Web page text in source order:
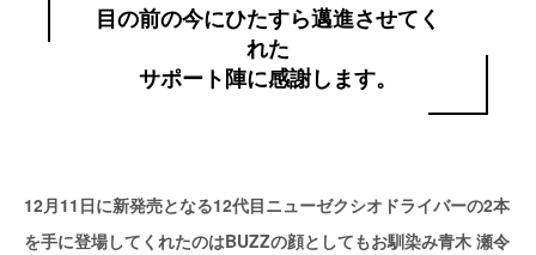
目の前の今にひたすら邁進させてく
れた
サポート陣に感謝します。
12月11日に新発売となる12代目ニューゼクシオドライバーの2本
を手に登場してくれたのはBUZZの顔としてもお馴染み青木 瀬令